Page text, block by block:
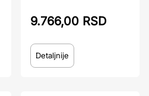
9.766,00 RSD
Detaljnije